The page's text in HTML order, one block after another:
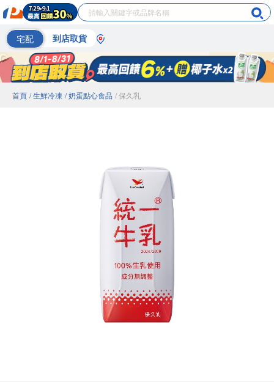
宅配 到店取貨
首頁 / 生鮮冷凍 / 奶蛋點心食品 / 保久乳